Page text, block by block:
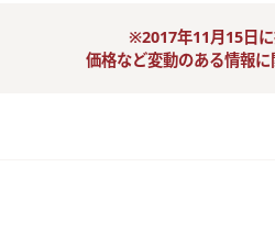
※2017年11月15日に
価格など変動のある情報に